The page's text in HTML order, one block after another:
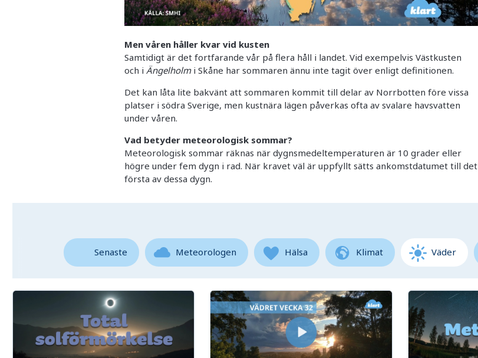
Men våren håller kvar vid kusten
Samtidigt är det fortfarande vår på flera håll i landet. Vid exempelvis Västkusten
och iÄngelholmi Skåne har sommaren ännu inte tagit över enligt definitionen.
Det kan låta lite bakvänt att sommaren kommit till delar av Norrbotten före vissa
platser i södra Sverige, men kustnära lägen påverkas ofta av svalare havsvatten
under våren.
Vad betyder meteorologisk sommar?
Meteorologisk sommar räknas när dygnsmedeltemperaturen är 10 grader eller
högre under fem dygn i rad. När kravet väl är uppfyllt sätts ankomstdatumet till det
första av dessa dygn.
Senaste Meteorologen Hälsa Klimat Väder